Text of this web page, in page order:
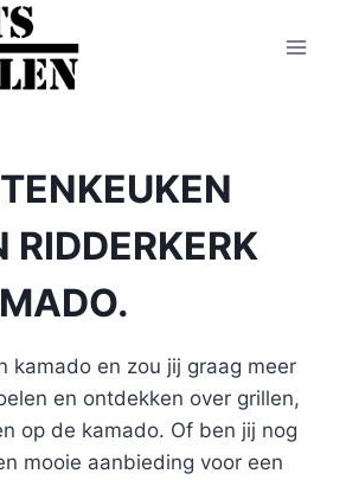
RIDDERKERK
kamado en zou jij graag meer
en ontdekken over grillen,
op de kamado. Of ben jij nog
mooie aanbieding voor een